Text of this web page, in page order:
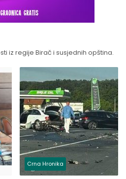
iz regije Birač i susjednih opština.
Crna Hronika